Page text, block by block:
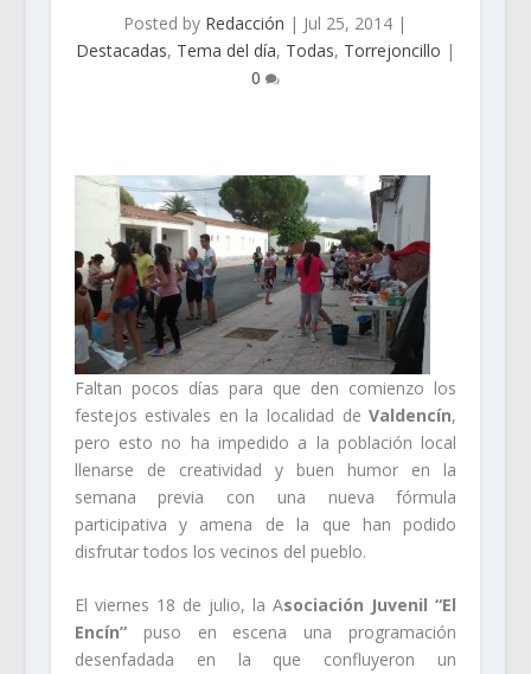
Posted by Redacción | Jul 25, 2014 |
Destacadas, Tema del día, Todas, Torrejoncillo |
0
Faltan pocos días para que den comienzo los
festejos estivales en la localidad deValdencín,
pero esto no ha impedido a la población local
llenarse de creatividad y buen humor en la
semana previa con una nueva fórmula
participativa y amena de la que han podido
disfrutar todos los vecinos del pueblo.
El viernes 18 de julio, la Asociación Juvenil “El
Encín”puso en escena una programación
desenfadada en la que confluyeron un